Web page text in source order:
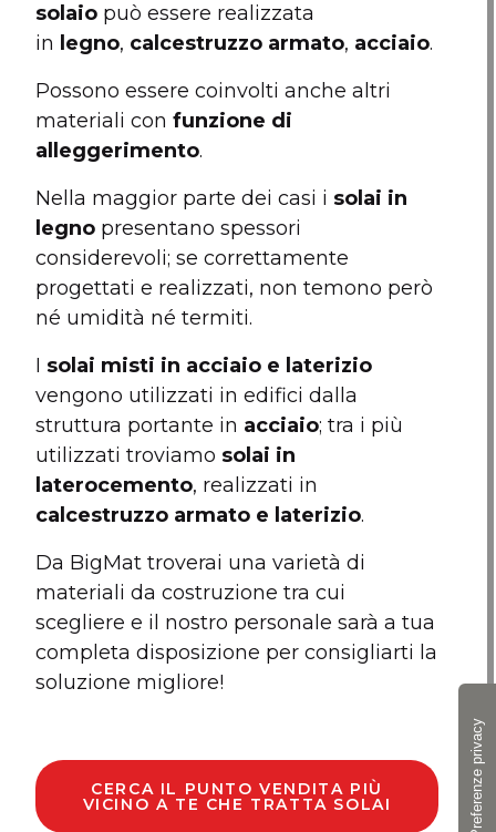
solaio può essere realizzata
in legno, calcestruzzo armato, acciaio.
Possono essere coinvolti anche altri
materiali confunzione di
alleggerimento.
Nella maggior parte dei casi i solai in
legno presentano spessori
considerevoli; se correttamente
progettati e realizzati, non temono però
né umidità né termiti.
I solai misti in acciaio e laterizio
vengono utilizzati in edifici dalla
struttura portante in acciaio; tra i più
utilizzati troviamo solai in
laterocemento, realizzati in
calcestruzzo armato e laterizio.
Da BigMat troverai una varietà di
materiali da costruzione tra cui
scegliere e il nostro personale sarà a tua
completa disposizione per consigliarti la
soluzione migliore!
CERCA IL PUNTO VENDITA PIÙ
VICINO A TE CHE TRATTA SOLAI